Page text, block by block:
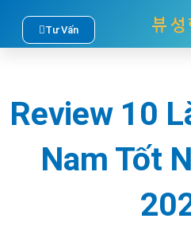
Nhảy
tới
nội
Tư Vấn
Review 10
Nam Tốt